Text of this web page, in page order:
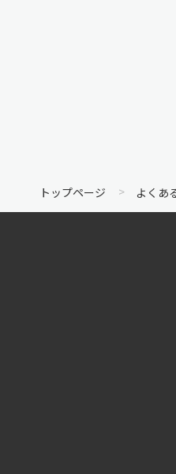
トップページ よくあ